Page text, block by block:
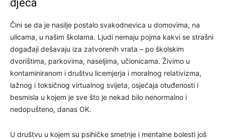
djeca
Čini se da je nasilje postalo svakodnevica u domovima, na
ulicama, u našim školama. Ljudi nemaju pojma kakvi se strašni
događaji dešavaju iza zatvorenih vrata – po školskim
dvorištima, parkovima, naseljima, učionicama. Živimo u
kontaminiranom i društvu licemjerja i moralnog relativizma,
lažnog i toksičnog virtualnog svijeta, osjećaja otuđenosti i
besmisla u kojem je sve što je nekad bilo nenormalno i
nedopušteno, danas OK.
U društvu u kojem su psihičke smetnje i mentalne bolesti još